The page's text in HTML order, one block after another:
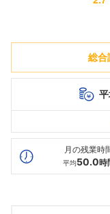
総合
最高年収
月の残業時
平均50.0時